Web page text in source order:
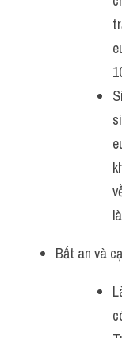
Bất an và